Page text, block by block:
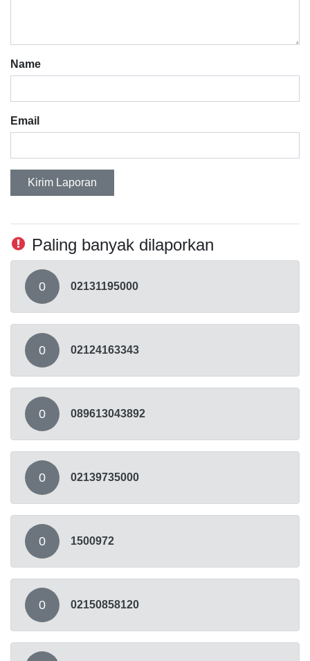
Name
Email
Kirim Laporan
Paling banyak dilaporkan
0 02131195000
0 02124163343
0 089613043892
0 02139735000
0 1500972
0 02150858120